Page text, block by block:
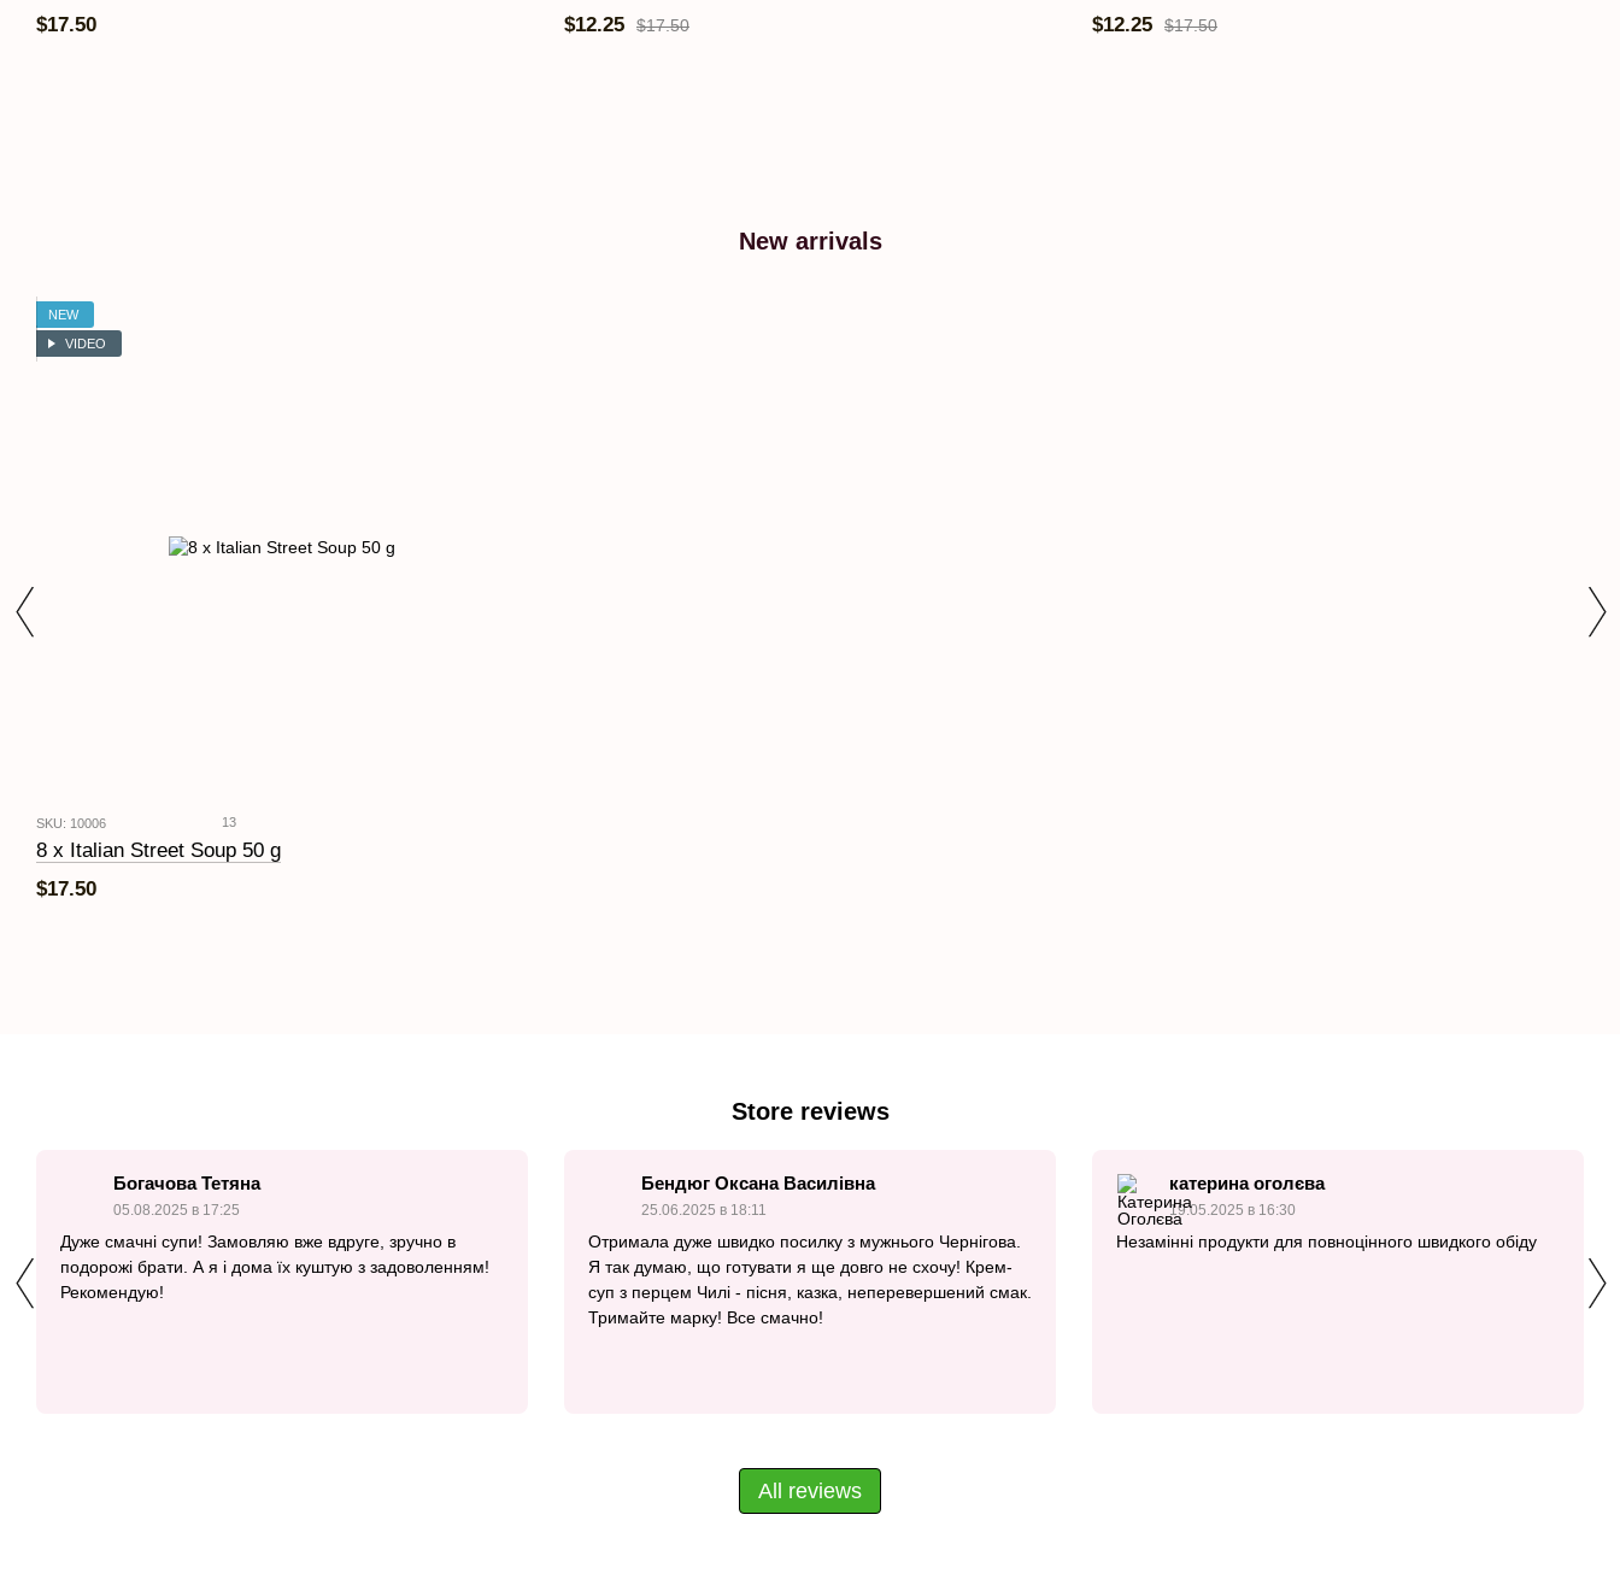
$17.50
$17.50
$12.25 $17.50
$12.25
New arrivals
NEW
VIDEO
SKU: 10006 13
8 x Italian Street Soup 50 g
$17.50
Store reviews
Богачова Тетяна
05.08.2025 в 17:25
Дуже смачні супи! Замовляю вже вдруге, зручно в
подорожі брати. А я і дома їх куштую з задоволенням!
Рекомендую!
Бендюг Оксана Василівна
25.06.2025 в 18:11
Отримала дуже швидко посилку з мужнього Чернігова.
Я так думаю, що готувати я ще довго не схочу! Крем-
суп з перцем Чилі - пісня, казка, неперевершений смак.
Тримайте марку! Все смачно!
катерина оголєва
19.05.2025 в 16:30
Незамінні продукти для повноцінного швидкого обіду
All reviews